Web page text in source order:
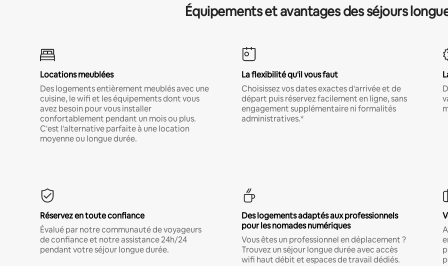
Équipements et avantages des séjours
Locations meublées
Des logements entièrement meublés avec une
cuisine, le wifi et les équipements dont vous
avez besoin pour vous installer
confortablement pendant un mois ou plus.
C'est l'alternative parfaite à une location
moyenne ou longue durée.
La flexibilité qu'il vous faut
Choisissez vos dates exactes d'arrivée et de
départ puis réservez facilement en ligne, sans
engagement supplémentaire ni formalités
administratives.*
Réservez en toute confiance
Évalué par notre communauté de voyageurs
de confiance et notre assistance 24h/24
pendant votre séjour longue durée.
Des logements adaptés aux professionnels
pour les nomades numériques
Vous êtes un professionnel en déplacement ?
Trouvez un séjour longue durée avec accès
wifi haut débit et espaces de travail dédiés.